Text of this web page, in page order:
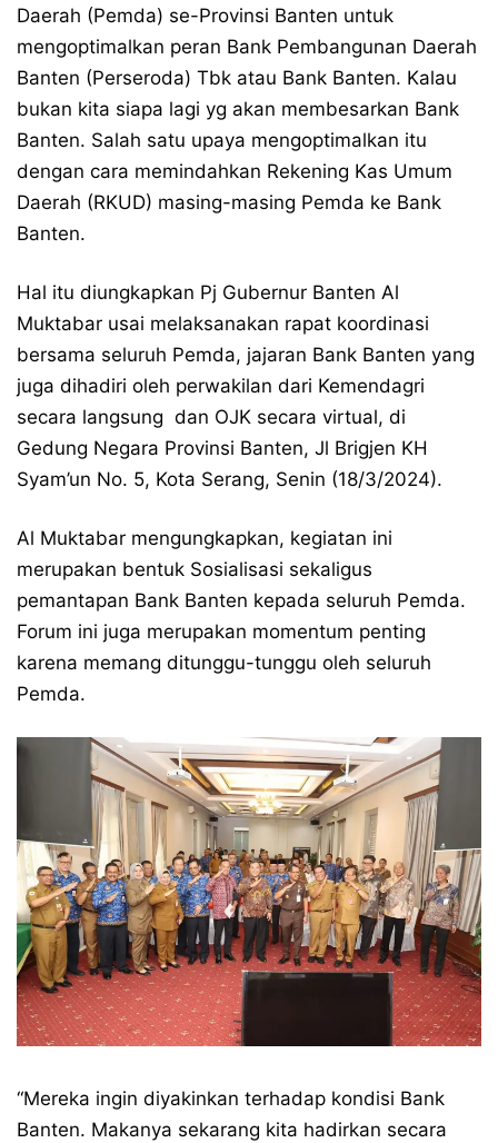
Daerah (Pemda) se-Provinsi Banten untuk
mengoptimalkan peran Bank Pembangunan Daerah
Banten (Perseroda) Tbk atau Bank Banten. Kalau
bukan kita siapa lagi yg akan membesarkan Bank
Banten. Salah satu upaya mengoptimalkan itu
dengan cara memindahkan Rekening Kas Umum
Daerah (RKUD) masing-masing Pemda ke Bank
Banten.
Hal itu diungkapkan Pj Gubernur Banten Al
Muktabar usai melaksanakan rapat koordinasi
bersama seluruh Pemda, jajaran Bank Banten yang
juga dihadiri oleh perwakilan dari Kemendagri
secara langsung dan OJK secara virtual, di
Gedung Negara Provinsi Banten, Jl Brigjen KH
Syam’un No. 5, Kota Serang, Senin (18/3/2024).
Al Muktabar mengungkapkan, kegiatan ini
merupakan bentuk Sosialisasi sekaligus
pemantapan Bank Banten kepada seluruh Pemda.
Forum ini juga merupakan momentum penting
karena memang ditunggu-tunggu oleh seluruh
Pemda.
“Mereka ingin diyakinkan terhadap kondisi Bank
Banten. Makanya sekarang kita hadirkan secara